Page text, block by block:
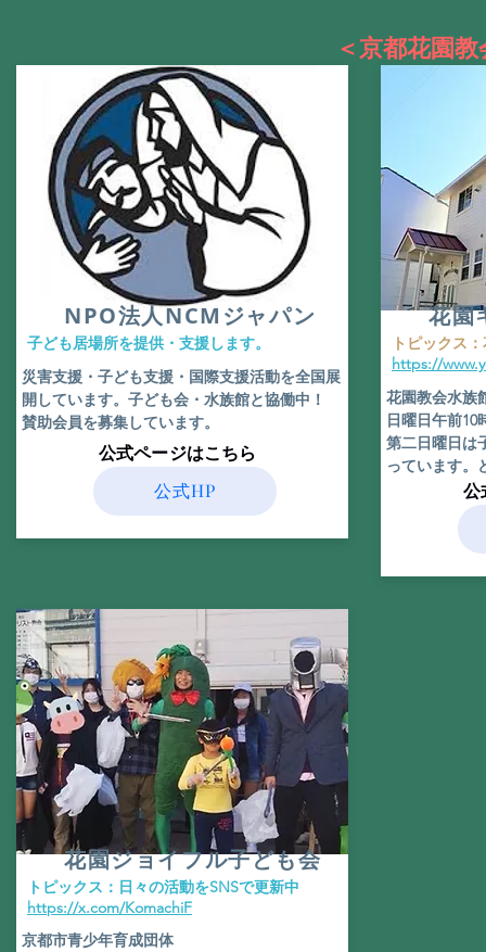
＜京都花園
​NPO法人NCMジャパン
​子ども居場所を提供・支援します。
​災害支援・子ども支援・国際支援活動を全国展
開しています。子ども会・水族館と協働中！
賛助会員を募集しています。
​公式ページはこちら
公式HP
花園
トピックス
https://
花園教会水族
日曜日午前
第二日曜日は
っています。
公
花園ジョイフル子ども会
​トピックス：日々の活動をSNSで更新中
​https://x.com/KomachiF
京都市青少年育成団体